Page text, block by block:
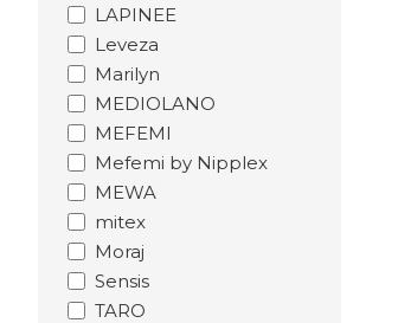
LAPINEE
Leveza
Marilyn
MEDIOLANO
MEFEMI
Mefemi by Nipplex
MEWA
mitex
Moraj
Sensis
TARO